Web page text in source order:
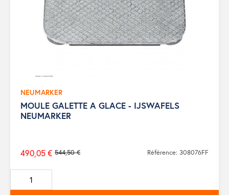
NEUMARKER
MOULE GALETTE A GLACE - IJSWAFELS
NEUMARKER
Prix
de
base
544,50 €
490,05 € Référence: 308076FF